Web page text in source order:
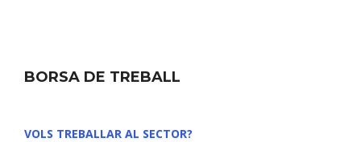
BORSA DE TREBALL
VOLS TREBALLAR AL SECTOR?